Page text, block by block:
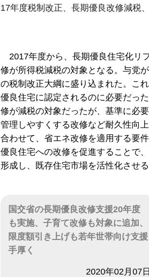
17年度税制改正、長期優良改修減税
2017年度から、長期優良住宅化リ
修が所得税減税の対象となる。与党
の税制改正大綱に盛り込まれた。こ
優良住宅に認定されるのに必要だっ
修が減税の対象だったが、基準に必
管理しやすくする改修など耐久性向
合わせて、省エネ改修を適用する要
優良住宅への改修を促進することで
形成し、既存住宅市場を活性化させる
国交省の長期優良改修支援20年度
も実施、子育て改修も対象に追加、
限度額引き上げも若年世帯向け支援
手厚く
2020年02月07日